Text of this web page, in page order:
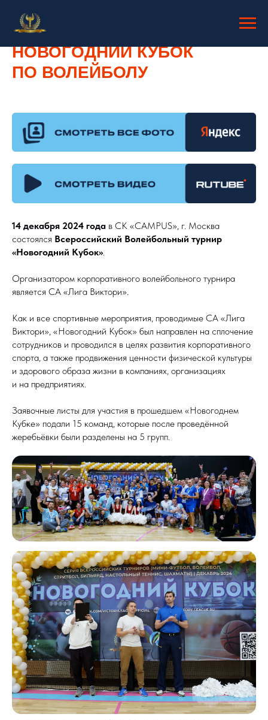
НОВОГОДНИЙ КУБОК
ПО ВОЛЕЙБОЛУ
14 декабря 2024 года в СК «CAMPUS», г. Москва
состоялся Всероссийский Волейбольный турнир
«Новогодний Кубок»
Организатором корпоративного волейбольного турнира
является СА «Лига Виктори».
Как и все спортивные мероприятия, проводимые СА «Лига
Виктори», «Новогодний Кубок» был направлен на сплочение
сотрудников и проводился в целях развития корпоративного
спорта, а также продвижения ценности физической культуры
и здорового образа жизни в компаниях, организациях
и на предприятиях.
Заявочные листы для участия в прошедшем «Новогоднем
Кубке» подали 15 команд, которые после проведённой
жеребьёвки были разделены на 5 групп.